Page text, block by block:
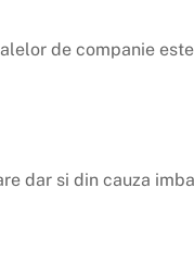
de companie
dar si din cauza